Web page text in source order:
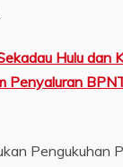
Hulu dan
Penyaluran
Pengukuhan